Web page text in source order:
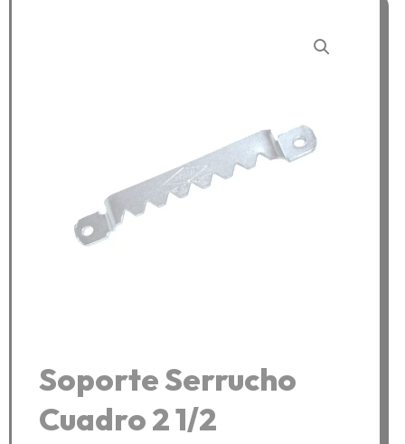
Soporte Serrucho
Cuadro 2 1/2